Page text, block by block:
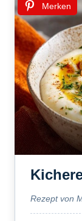
Merken
Rezept von